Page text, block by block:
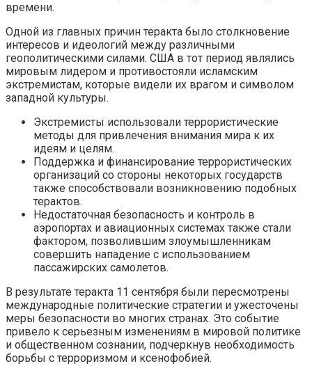
времени.
Одной из главных причин теракта было столкновение
интересов и идеологий между различными
геополитическими силами. США в тот период являлись
мировым лидером и противостояли исламским
экстремистам, которые видели их врагом и символом
западной культуры.
Экстремисты использовали террористические
методы для привлечения внимания мира к их
идеям и целям.
Поддержка и финансирование террористических
организаций со стороны некоторых государств
также способствовали возникновению подобных
терактов.
Недостаточная безопасность и контроль в
аэропортах и авиационных системах также стали
фактором, позволившим злоумышленникам
совершить нападение с использованием
пассажирских самолетов.
В результате теракта 11 сентября были пересмотрены
международные политические стратегии и ужесточены
меры безопасности во многих странах. Это событие
привело к серьезным изменениям в мировой политике
и общественном сознании, подчеркнув необходимость
борьбы с терроризмом и ксенофобией.